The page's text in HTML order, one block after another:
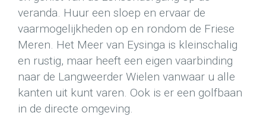
veranda. Huur een sloep en ervaar de
vaarmogelijkheden op en rondom de Friese
Meren. Het Meer van Eysinga is kleinschalig
en rustig, maar heeft een eigen vaarbinding
naar de Langweerder Wielen vanwaar u alle
kanten uit kunt varen. Ook is er een golfbaan
in de directe omgeving.